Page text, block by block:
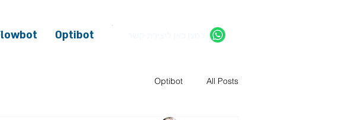
Optibot
All Posts
Optibot